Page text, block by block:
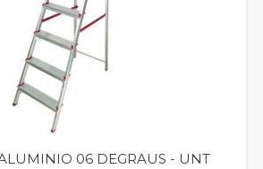
Quickview
06 DEGRAUS - UNT